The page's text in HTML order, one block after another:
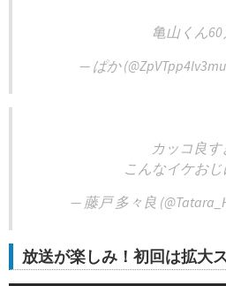
亀山くん
— ぱか
カッコ良
こんなイケお
— 藤戸 多々良
放送が楽しみ！初回は拡大